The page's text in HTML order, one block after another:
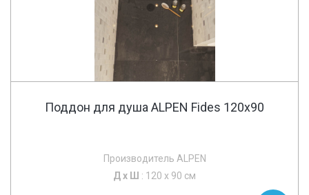
Поддон для душа ALPEN Fides 120x90
Производитель ALPEN
Д х Ш : 120 x 90 см